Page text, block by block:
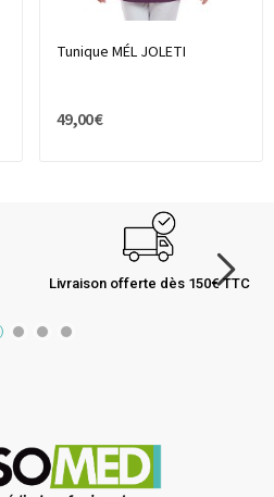
Tunique MÉL JOLETI
49,00 €
Livraison offerte dès 150€ TTC